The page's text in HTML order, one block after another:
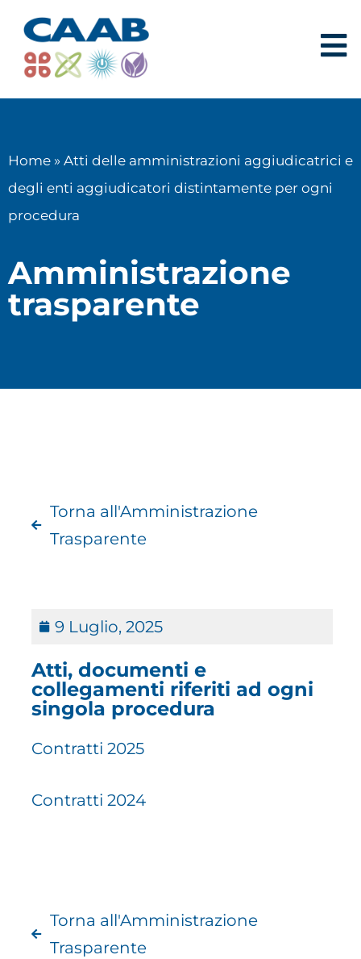
Home » Atti delle amministrazioni aggiudicatrici e
degli enti aggiudicatori distintamente per ogni
procedura
Amministrazione
trasparente
Torna all'Amministrazione
Trasparente
9 Luglio, 2025
Atti, documenti e
collegamenti riferiti ad ogni
singola procedura
Contratti 2025
Contratti 2024
Torna all'Amministrazione
Trasparente